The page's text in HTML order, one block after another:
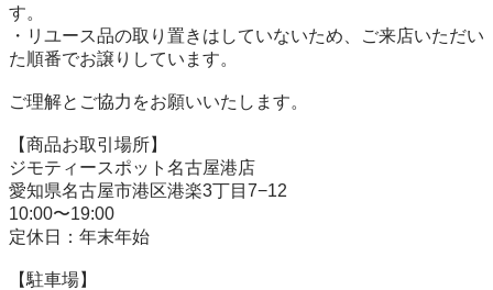
す。
・リユース品の取り置きはしていないため、ご来店いただい
た順番でお譲りしています。
ご理解とご協力をお願いいたします。
【商品お取引場所】
ジモティースポット名古屋港店
愛知県名古屋市港区港楽3丁目7−12
10:00〜19:00
定休日：年末年始
【駐⾞場】